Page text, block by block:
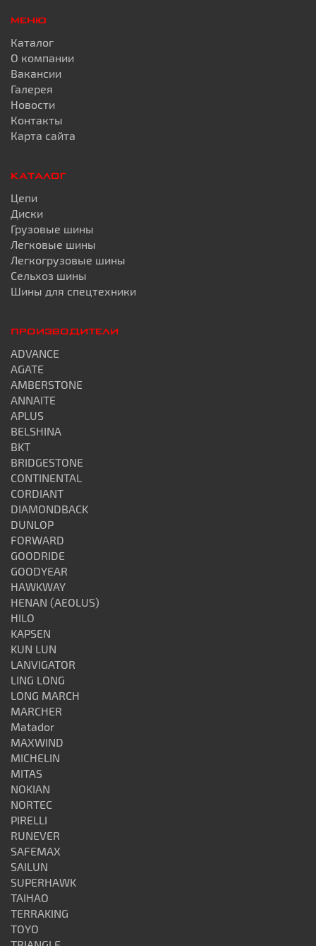
МЕНЮ
Каталог
О компании
Вакансии
Галерея
Новости
Контакты
Карта сайта
КАТАЛОГ
Цепи
Диски
Грузовые шины
Легковые шины
Легкогрузовые шины
Сельхоз шины
Шины для спецтехники
ПРОИЗВОДИТЕЛИ
ADVANCE
AGATE
AMBERSTONE
ANNAITE
APLUS
BELSHINA
BKT
BRIDGESTONE
CONTINENTAL
CORDIANT
DIAMONDBACK
DUNLOP
FORWARD
GOODRIDE
GOODYEAR
HAWKWAY
HENAN (AEOLUS)
HILO
KAPSEN
KUN LUN
LANVIGATOR
LING LONG
LONG MARCH
MARCHER
Matador
MAXWIND
MICHELIN
MITAS
NOKIAN
NORTEC
PIRELLI
RUNEVER
SAFEMAX
SAILUN
SUPERHAWK
TAIHAO
TERRAKING
TOYO